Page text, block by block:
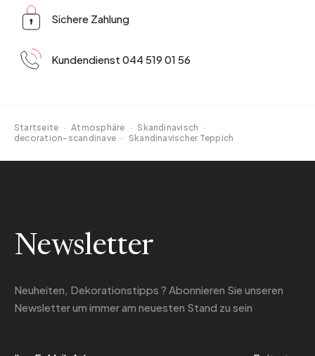
Sichere Zahlung
Kundendienst 044 519 01 56
Startseite · Atmosphäre · Skandinavisch
·
decoration-scandinave · Skandinavischer Teppich
Newsletter
Neuheiten, Dekorationstipps ? Abonnieren Sie unseren
Newsletterum immer am neuesten Stand zu sein